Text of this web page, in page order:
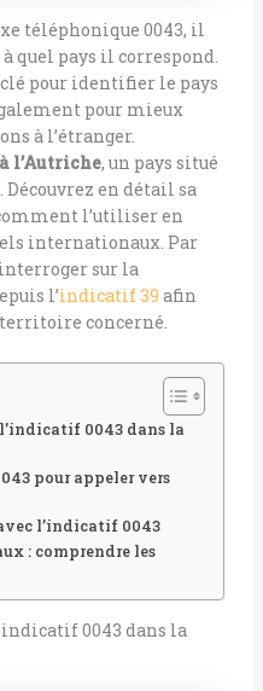
téléphonique 0043, il
quel pays il correspond.
pour identifier le pays
pour mieux
à l’étranger.
l’Autriche, un pays situé
en détail sa
l’utiliser en
internationaux. Par
sur la
l’indicatif 39 afin
concerné.
0043 dans la
pour appeler vers
l’indicatif 0043
: comprendre les
0043 dans la